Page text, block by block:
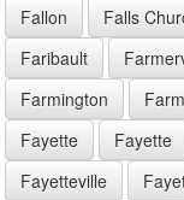
Fallon Falls
Faribault
Farmington
Fayette
Fayette
Fayetteville